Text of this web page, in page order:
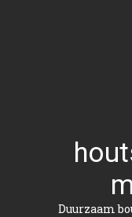
Duurzaam